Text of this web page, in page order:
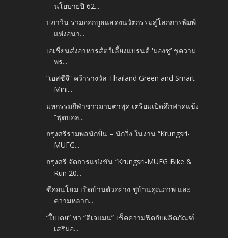
นโยบายปี 62...
ปภาวิน ร่วมออกบูธแสดงนวัตกรรมสู่โลกการพิมพ์
แห่งอนา...
เอเชี่ยนส่งอาหารสัตว์เลี้ยงแบรนด์ 'มองชู’ ชูความ
พร...
“เอสซีจี” คว้ารางวัล Thailand Green and Smart
Mini...
มหกรรมกีฬาชาวมาบตาพุด เตรียมเปิดศึกฟาดแข้ง
“ฟุตบอล...
กรุงศรีรวมพลนักปั่น – นักวิ่ง ในงาน “Krungsri-
MUFG...
กรุงศรี จัดการแข่งขัน “Krungsri-MUFG Bike &
Run 20...
ซีคอนโฮม เปิดบ้านตัวอย่าง ชูบ้านคุณภาพ และ
ความหลาก...
“ใบเตย” พา “ดีเจแมน” เช็คความฟิตกับผลิตภัณฑ์
เสริมอ...